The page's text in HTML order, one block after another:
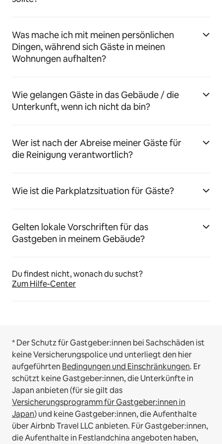
Was mache ich mit meinen persönlichen
Dingen, während sich Gäste in meinen
Wohnungen aufhalten?
Wie gelangen Gäste in das Gebäude / die
Unterkunft, wenn ich nicht da bin?
Wer ist nach der Abreise meiner Gäste für
die Reinigung verantwortlich?
Wie ist die Parkplatzsituation für Gäste?
Gelten lokale Vorschriften für das
Gastgeben in meinem Gebäude?
Du findest nicht, wonach du suchst?
Zum Hilfe-Center
* Der Schutz für Gastgeber:innen bei Sachschäden ist
keine Versicherungspolice und unterliegt den hier
aufgeführtenBedingungen und Einschränkungen. Er
schützt keine Gastgeber:innen, die Unterkünfte in
Japan anbieten (für sie gilt das
Versicherungsprogramm für Gastgeber:innen in
Japan) und keine Gastgeber:innen, die Aufenthalte
über Airbnb Travel LLC anbieten. Für Gastgeber:innen,
die Aufenthalte in Festlandchina angeboten haben,